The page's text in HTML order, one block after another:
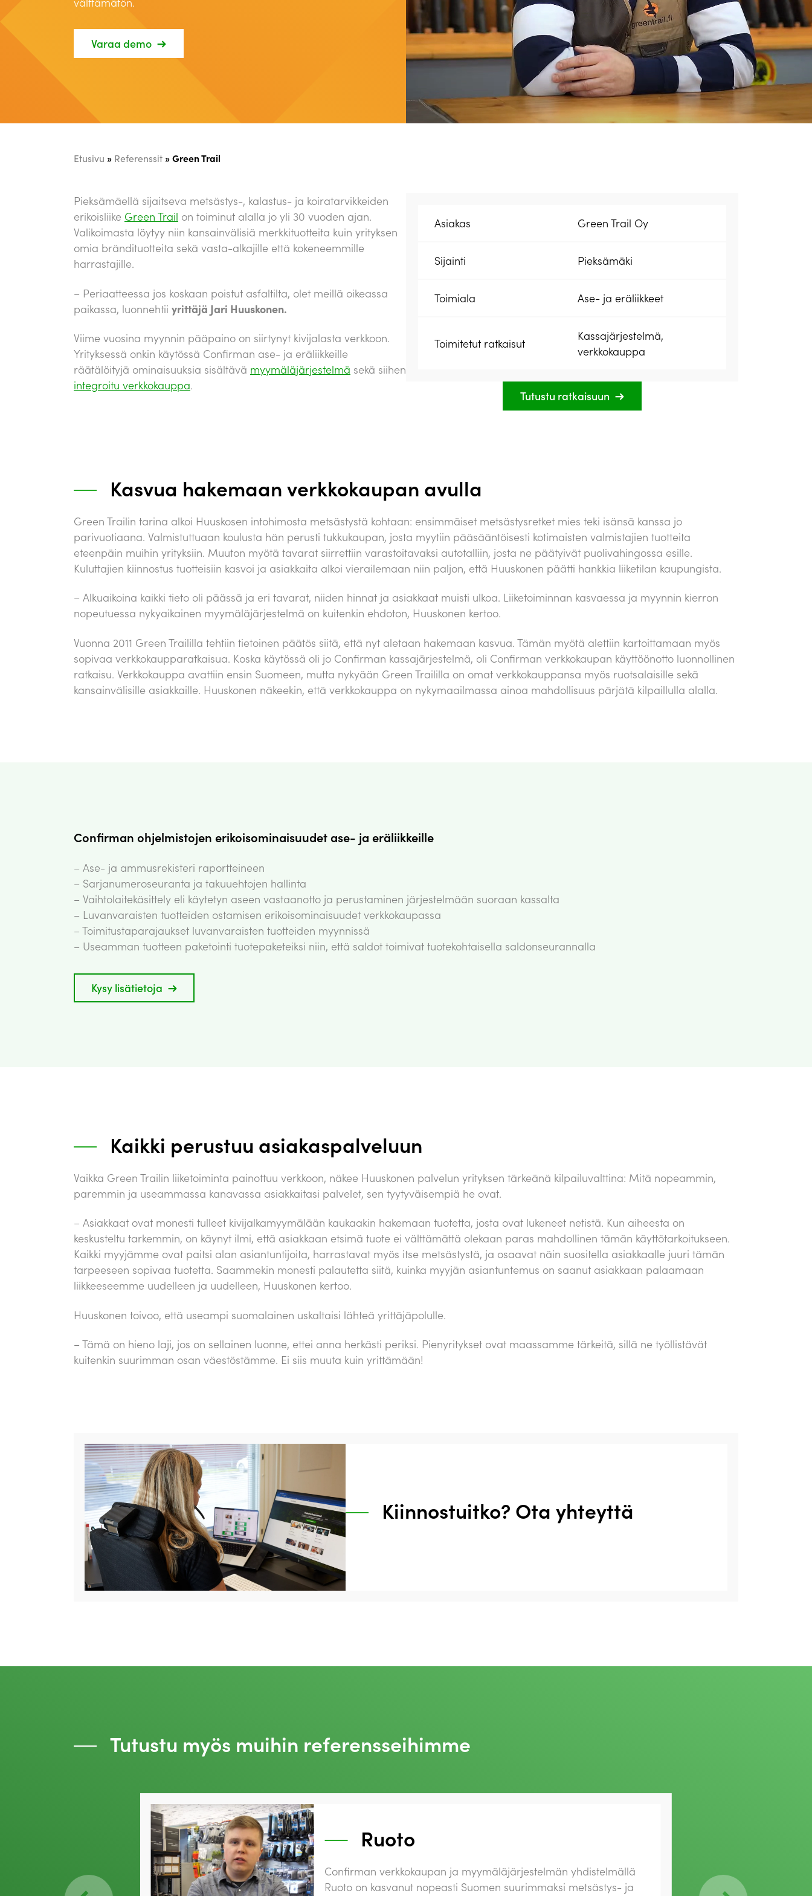
Varaa demo
Etusivu » Referenssit »Green Trail
Pieksämäellä sijaitseva metsästys-, kalastus- ja koiratarvikkeiden
erikoisliike Green Trail on toiminut alalla jo yli 30 vuoden ajan.
Valikoimasta löytyy niin kansainvälisiä merkkituotteita kuin yrityksen
omia brändituotteita sekä vasta-alkajille että kokeneemmille
harrastajille.
– Periaatteessa jos koskaan poistut asfaltilta, olet meillä oikeassa
paikassa, luonnehtii yrittäjä Jari Huuskonen.
Viime vuosina myynnin pääpaino on siirtynyt kivijalasta verkkoon.
Yrityksessä onkin käytössä Confirman ase- ja eräliikkeille
räätälöityjä ominaisuuksia sisältävä myymäläjärjestelmä sekä siihen
integroitu verkkokauppa.
Asiakas Green Trail Oy
Sijainti Pieksämäki
Toimiala Ase- ja eräliikkeet
Toimitetut ratkaisut
Kassajärjestelmä,
verkkokauppa
Tutustu ratkaisuun
Kasvua hakemaan verkkokaupan avulla
Green Trailin tarina alkoi Huuskosen intohimosta metsästystä kohtaan: ensimmäiset metsästysretket mies teki isänsä kanssa jo
parivuotiaana. Valmistuttuaan koulusta hän perusti tukkukaupan, josta myytiin pääsääntöisesti kotimaisten valmistajien tuotteita
eteenpäin muihin yrityksiin. Muuton myötä tavarat siirrettiin varastoitavaksi autotalliin, josta ne päätyivät puolivahingossa esille.
Kuluttajien kiinnostus tuotteisiin kasvoi ja asiakkaita alkoi vierailemaan niin paljon, että Huuskonen päätti hankkia liiketilan kaupungista.
– Alkuaikoina kaikki tieto oli päässä ja eri tavarat, niiden hinnat ja asiakkaat muisti ulkoa. Liiketoiminnan kasvaessa ja myynnin kierron
nopeutuessa nykyaikainen myymäläjärjestelmä on kuitenkin ehdoton, Huuskonen kertoo.
Vuonna 2011 Green Traililla tehtiin tietoinen päätös siitä, että nyt aletaan hakemaan kasvua. Tämän myötä alettiin kartoittamaan myös
sopivaa verkkokaupparatkaisua. Koska käytössä oli jo Confirman kassajärjestelmä, oli Confirman verkkokaupan käyttöönotto luonnollinen
ratkaisu. Verkkokauppa avattiin ensin Suomeen, mutta nykyään Green Traililla on omat verkkokauppansa myös ruotsalaisille sekä
kansainvälisille asiakkaille. Huuskonen näkeekin, että verkkokauppa on nykymaailmassa ainoa mahdollisuus pärjätä kilpaillulla alalla.
Confirman ohjelmistojen erikoisominaisuudet ase- ja eräliikkeille
– Ase- ja ammusrekisteri raportteineen
– Sarjanumeroseuranta ja takuuehtojen hallinta
– Vaihtolaitekäsittely eli käytetyn aseen vastaanotto ja perustaminen järjestelmään suoraan kassalta
– Luvanvaraisten tuotteiden ostamisen erikoisominaisuudet verkkokaupassa
– Toimitustaparajaukset luvanvaraisten tuotteiden myynnissä
– Useamman tuotteen paketointi tuotepaketeiksi niin, että saldot toimivat tuotekohtaisella saldonseurannalla
Kysy lisätietoja
Kaikki perustuu asiakaspalveluun
Vaikka Green Trailin liiketoiminta painottuu verkkoon, näkee Huuskonen palvelun yrityksen tärkeänä kilpailuvalttina: Mitä nopeammin,
paremmin ja useammassa kanavassa asiakkaitasi palvelet, sen tyytyväisempiä he ovat.
– Asiakkaat ovat monesti tulleet kivijalkamyymälään kaukaakin hakemaan tuotetta, josta ovat lukeneet netistä. Kun aiheesta on
keskusteltu tarkemmin, on käynyt ilmi, että asiakkaan etsimä tuote ei välttämättä olekaan paras mahdollinen tämän käyttötarkoitukseen.
Kaikki myyjämme ovat paitsi alan asiantuntijoita, harrastavat myös itse metsästystä, ja osaavat näin suositella asiakkaalle juuri tämän
tarpeeseen sopivaa tuotetta. Saammekin monesti palautetta siitä, kuinka myyjän asiantuntemus on saanut asiakkaan palaamaan
liikkeeseemme uudelleen ja uudelleen, Huuskonen kertoo.
Huuskonen toivoo, että useampi suomalainen uskaltaisi lähteä yrittäjäpolulle.
– Tämä on hieno laji, jos on sellainen luonne, ettei anna herkästi periksi. Pienyritykset ovat maassamme tärkeitä, sillä ne työllistävät
kuitenkin suurimman osan väestöstämme. Ei siis muuta kuin yrittämään!
Kiinnostuitko? Ota yhteyttä
Tutustu myös muihin referensseihimme
Ruoto
Confirman verkkokaupan ja myymäläjärjestelmän yhdistelmällä
Ruoto on kasvanut nopeasti Suomen suurimmaksi metsästys- ja